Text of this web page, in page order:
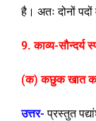
है। अतः दोनों
9. काव्य-सौन्दर्य
(क) कछुक खात कछु
उत्तर- प्रस्तुत